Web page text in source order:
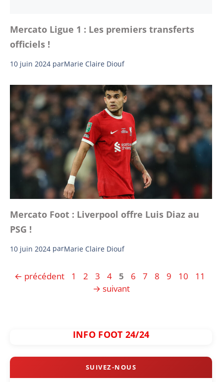
Mercato Ligue 1 : Les premiers transferts
officiels !
10 juin 2024 parMarie Claire Diouf
Mercato Foot : Liverpool offre Luis Diaz au
PSG !
10 juin 2024 parMarie Claire Diouf
← précédent Page
1 Page
2 Page
3 Page
4 Page
5 Page
6 Page
7 Page
8 Page
9 Page
10 Page
11
→ suivant
INFO FOOT 24/24